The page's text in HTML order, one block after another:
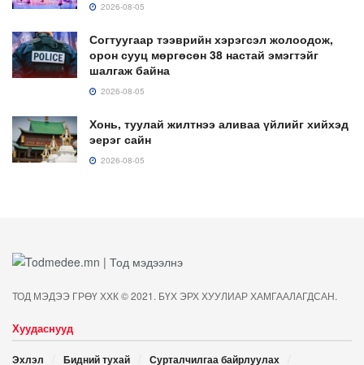
2026-08-05
Согтуугаар тээврийн хэрэгсэл жолоодож,
орон сууц мөргөсөн 38 настай эмэгтэйг
шалгаж байна
2026-08-05
Хонь, туулай жилтнээ аливаа үйлийг хийхэд
эерэг сайн
2026-08-05
ТОД МЭДЭЭ ГРӨҮ ХХК © 2021. БҮХ ЭРХ ХУУЛИАР ХАМГААЛАГДСАН.
Хуудаснууд
Эхлэл Бидний тухай Сурталчилгаа байрлуулах